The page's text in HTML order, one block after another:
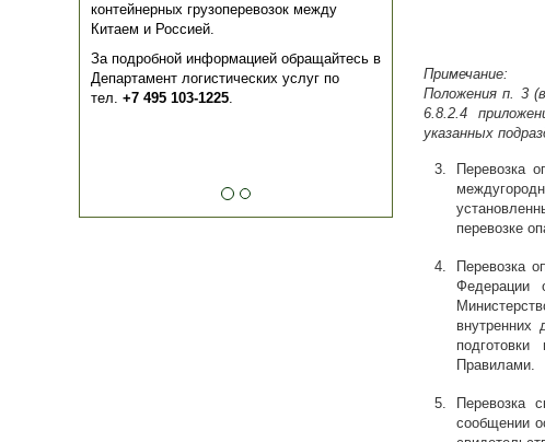
Примечание:
Положения п. 3
6.8.2.4
указанных
Перевозка
перевозке
Перевозка
Федерации
Правилами.
Перевозка
сообщении
контейнерных грузоперевозок между
Китаем и Россией.
За подробной информацией обращайтесь в
Департамент логистических услуг по
тел. +7 495 103-1225.